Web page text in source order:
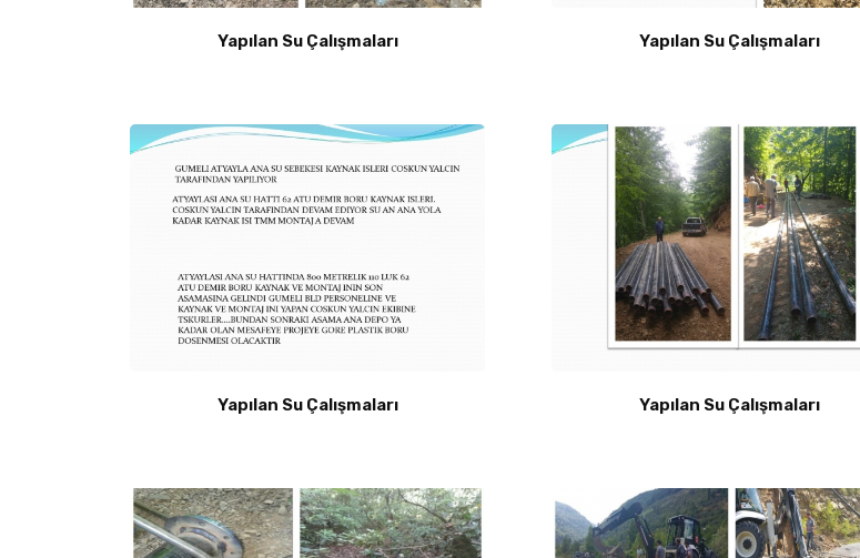
Yapılan Su Çalışmaları Yapılan Su Çalışmaları
Yapılan Su Çalışmaları Yapılan Su Çalışmaları